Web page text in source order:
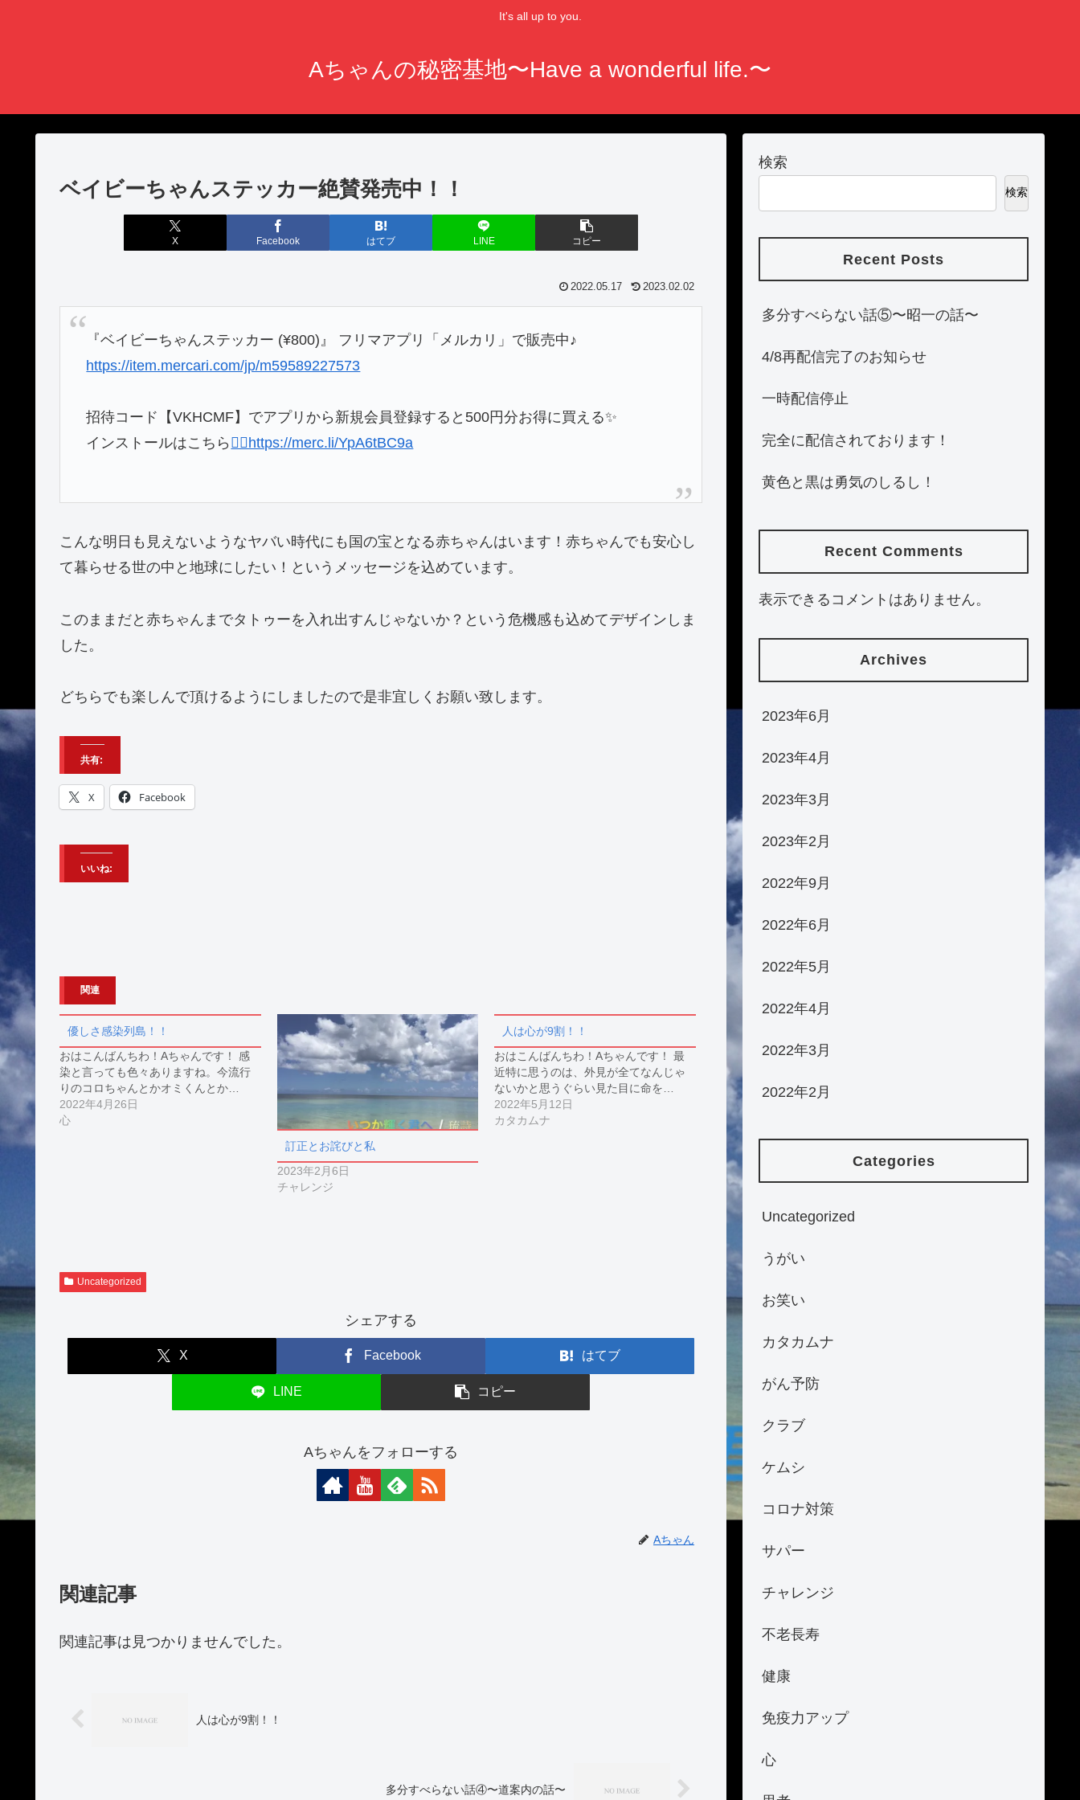
It's all up to you.
Aちゃんの秘密基地〜Have a wonderful life.〜
ベイビーちゃんステッカー絶賛発売中！！
X Facebook はてブ LINE コピー
2022.05.17 2023.02.02
『ベイビーちゃんステッカー (¥800)』 フリマアプリ「メルカリ」で販売中♪
https://item.mercari.com/jp/m59589227573
招待コード【VKHCMF】でアプリから新規会員登録すると500円分お得に買える✨
インストールはこちら 💁‍♂️https://merc.li/YpA6tBC9a
こんな明日も見えないようなヤバい時代にも国の宝となる赤ちゃんはいます！赤ちゃんでも安心し
て暮らせる世の中と地球にしたい！というメッセージを込めています。
このままだと赤ちゃんまでタトゥーを入れ出すんじゃないか？という危機感も込めてデザインしま
した。
どちらでも楽しんで頂けるようにしましたので是非宜しくお願い致します。
共有:
X Facebook
いいね:
関連
優しさ感染列島！！
おはこんばんちわ！Aちゃんです！ 感
染と言っても色々ありますね。今流行
りのコロちゃんとかオミくんとか…
2022年4月26日
心
訂正とお詫びと私
2023年2月6日
チャレンジ
人は心が9割！！
おはこんばんちわ！Aちゃんです！ 最
近特に思うのは、外見が全てなんじゃ
ないかと思うぐらい見た目に命を…
2022年5月12日
カタカムナ
Uncategorized
シェアする
X Facebook はてブ
LINE コピー
Aちゃんをフォローする
Aちゃん
関連記事
関連記事は見つかりませんでした。
人は心が9割！！
多分すべらない話④〜道案内の話〜
検索
検索
Recent Posts
多分すべらない話⑤〜昭一の話〜
4/8再配信完了のお知らせ
一時配信停止
完全に配信されております！
黄色と黒は勇気のしるし！
Recent Comments
表示できるコメントはありません。
Archives
2023年6月
2023年4月
2023年3月
2023年2月
2022年9月
2022年6月
2022年5月
2022年4月
2022年3月
2022年2月
Categories
Uncategorized
うがい
お笑い
カタカムナ
がん予防
クラブ
ケムシ
コロナ対策
サパー
チャレンジ
不老長寿
健康
免疫力アップ
心